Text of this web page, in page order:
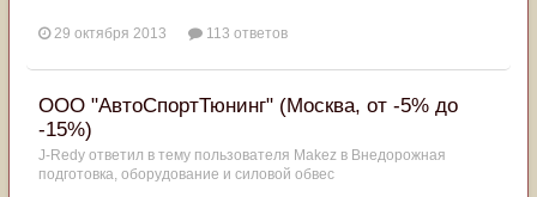
29 октября 2013 113 ответов
ООО "АвтоСпортТюнинг" (Москва, от -5% до
-15%)
J-Redy ответил в тему пользователя Makez в Внедорожная
подготовка, оборудование и силовой обвес